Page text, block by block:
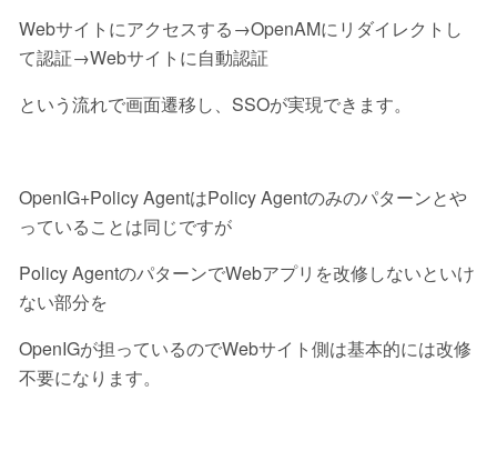
Webサイトにアクセスする→OpenAMにリダイレクトし
て認証→Webサイトに自動認証
という流れで画面遷移し、SSOが実現できます。
OpenIG+Policy AgentはPolicy Agentのみのパターンとや
っていることは同じですが
Policy AgentのパターンでWebアプリを改修しないといけ
ない部分を
OpenIGが担っているのでWebサイト側は基本的には改修
不要になります。